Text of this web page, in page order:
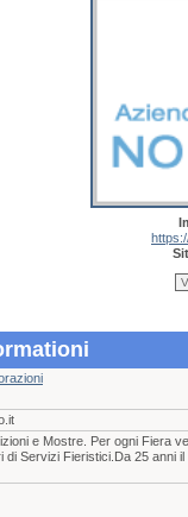
e Mostre. Per ogni Fiera
di Servizi Fieristici.Da 25 anni